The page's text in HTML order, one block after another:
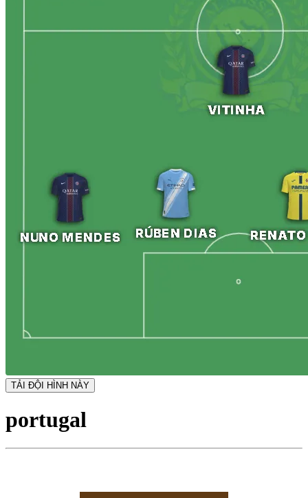
TẢI ĐỘI HÌNH NÀY
portugal